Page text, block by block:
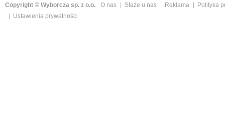
Copyright © Wyborcza sp. z o.o. O nas Staże u nas Reklama
Polityka
Ustawienia prywatności